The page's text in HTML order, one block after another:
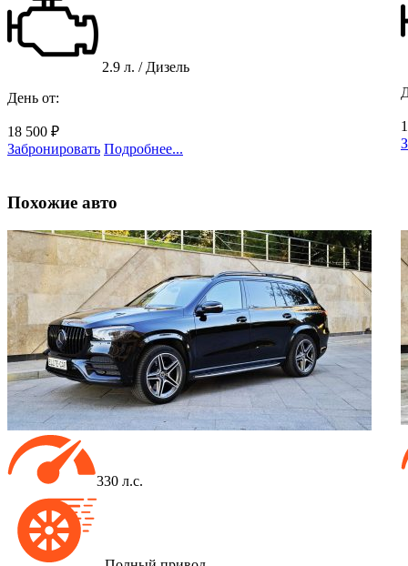
2.9 л. / Дизель
День от:
18 500 ₽
Забронировать Подробнее...
Похожие авто
330 л.с.